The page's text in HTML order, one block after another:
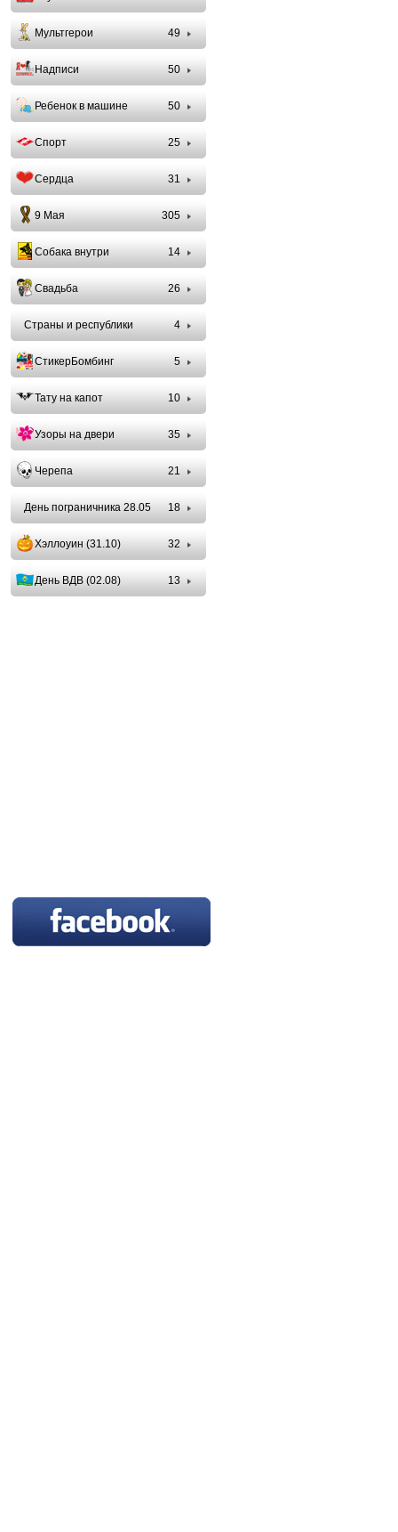
Мультгерои 49
Надписи 50
Ребенок в машине 50
Спорт 25
Сердца 31
9 Мая 305
Собака внутри 14
Свадьба 26
Страны и республики 4
СтикерБомбинг 5
Тату на капот 10
Узоры на двери 35
Черепа 21
День пограничника 28.05 18
Хэллоуин (31.10) 32
День ВДВ (02.08) 13